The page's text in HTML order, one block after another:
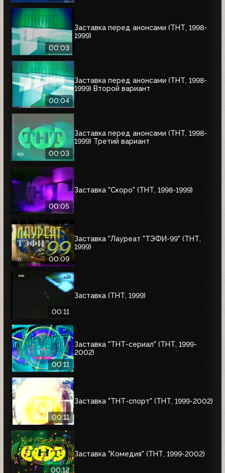
00:03
Заставка перед анонсами (ТНТ, 1998-
1999)
00:04
Заставка перед анонсами (ТНТ, 1998-
1999) Второй вариант
00:03
Заставка перед анонсами (ТНТ, 1998-
1999) Третий вариант
00:05
Заставка "Скоро" (ТНТ, 1998-1999)
00:09
Заставка "Лауреат "ТЭФИ-99" (ТНТ,
1999)
00:11
Заставка (ТНТ, 1999)
00:11
Заставка "ТНТ-сериал" (ТНТ, 1999-
2002)
00:11
Заставка "ТНТ-спорт" (ТНТ, 1999-2002)
00:12
Заставка "Комедия" (ТНТ, 1999-2002)